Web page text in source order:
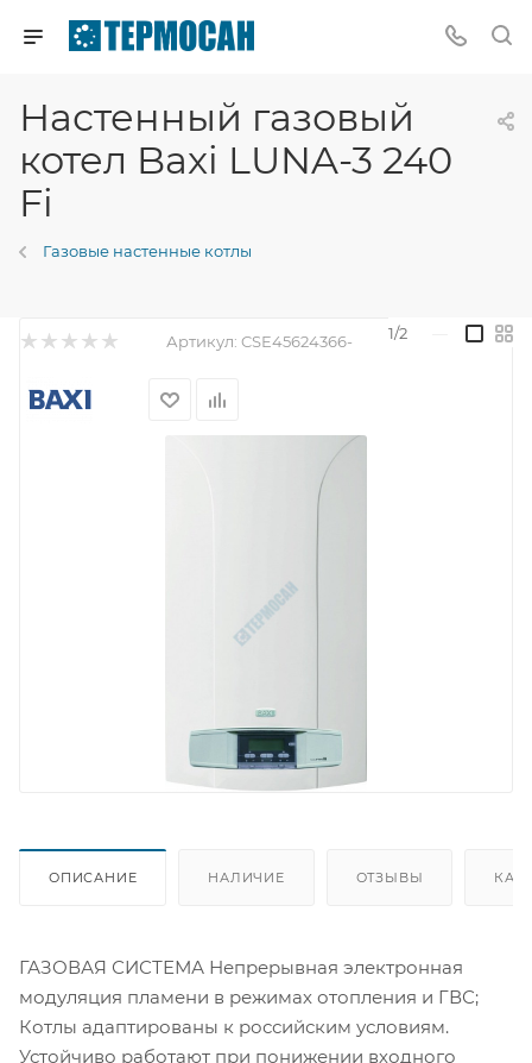
Настенный газовый
котел Baxi LUNA-3 240
Fi
Газовые настенные котлы
Артикул: CSE45624366-
ОПИСАНИЕ НАЛИЧИЕ ОТЗЫВЫ КАК
ГАЗОВАЯ СИСТЕМА Непрерывная электронная
модуляция пламени в режимах отопления и ГВС;
Котлы адаптированы к российским условиям.
Устойчиво работают при понижении входного
1/2